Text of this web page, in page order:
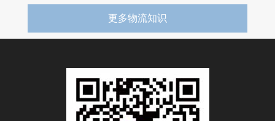
更多物流知识